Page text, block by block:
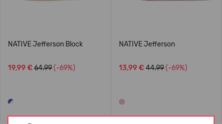
NATIVE Jefferson Block
19,99 € 64.99 (-69%)
NATIVE Jefferson
13,99 € 44.99 (-69%)